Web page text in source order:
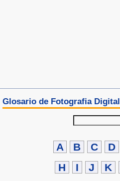
Glosario de Fotografia Digital
A B C D
H
I J K